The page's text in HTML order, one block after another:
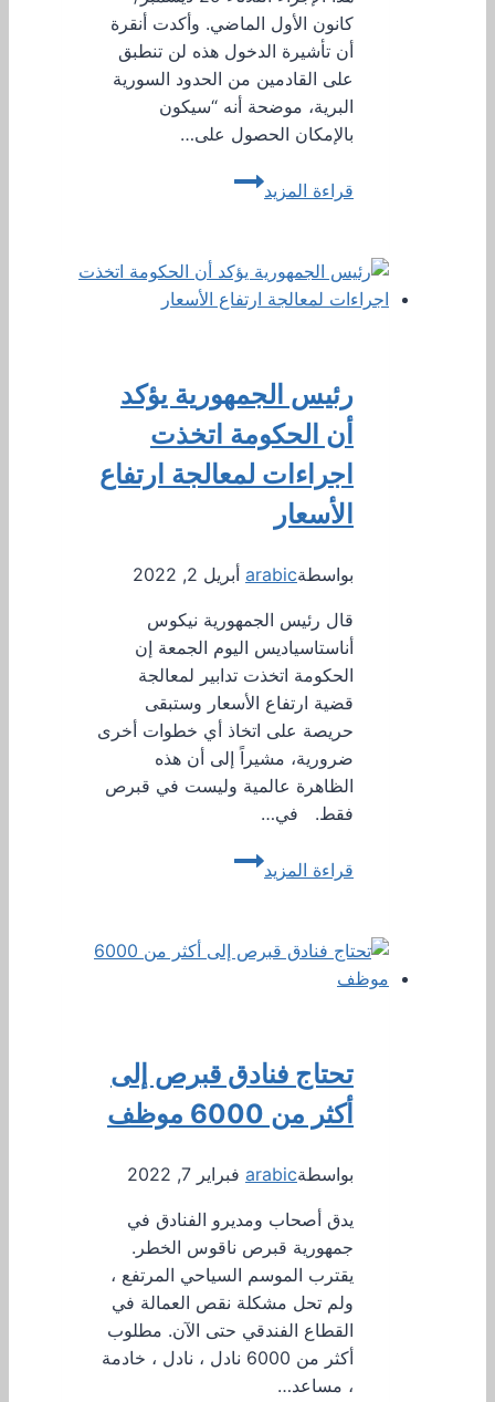
كانون الأول الماضي. وأكدت أنقرة
أن تأشيرة الدخول هذه لن تنطبق
على القادمين من الحدود السورية
البرية، موضحة أنه “سيكون
بالإمكان الحصول على…
قراءة المزيد
اعتبارا
من
السوريون
ممنوعون
من
جوا
بحرا
دون
رئيس الجمهورية يؤكد
أن الحكومة اتخذت
اجراءات لمعالجة ارتفاع
الأسعار
بواسطةarabic أبريل 2, 2022
قال رئيس الجمهورية نيكوس
أناستاسياديس اليوم الجمعة إن
الحكومة اتخذت تدابير لمعالجة
قضية ارتفاع الأسعار وستبقى
حريصة على اتخاذ أي خطوات أخرى
ضرورية، مشيراً إلى أن هذه
الظاهرة عالمية وليست في قبرص
فقط. في…
قراءة المزيد
رئيس
الجمهورية
الحكومة
ارتفاع
الأسعار
تحتاج فنادق قبرص إلى
أكثر من 6000 موظف
بواسطةarabic فبراير 7, 2022
يدق أصحاب ومديرو الفنادق في
جمهورية قبرص ناقوس الخطر.
يقترب الموسم السياحي المرتفع ،
ولم تحل مشكلة نقص العمالة في
القطاع الفندقي حتى الآن. مطلوب
أكثر من 6000 نادل ، نادل ، خادمة
، مساعد…